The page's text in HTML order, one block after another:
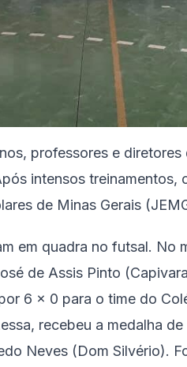
professores e diretores
intensos treinamentos,
de Minas Gerais
em quadra no futsal. No
de Assis Pinto
6 x 0 para o time do
recebeu a medalha
Neves (Dom Silvério).